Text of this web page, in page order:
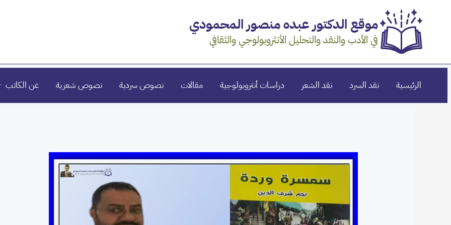
موقع الدكتور عبده منصور المحمودي
في الأدب والنقد والتحليل الأنثروبولوجي والثقافي
الرئيسية نقد السرد نقد الشعر دراسات أنثروبولوجية مقالات نصوص سردية نصوص شعرية عن الكاتب